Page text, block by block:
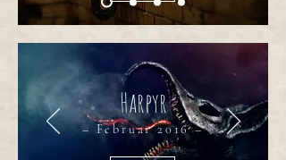
Harpyr
– Februar 2016 –